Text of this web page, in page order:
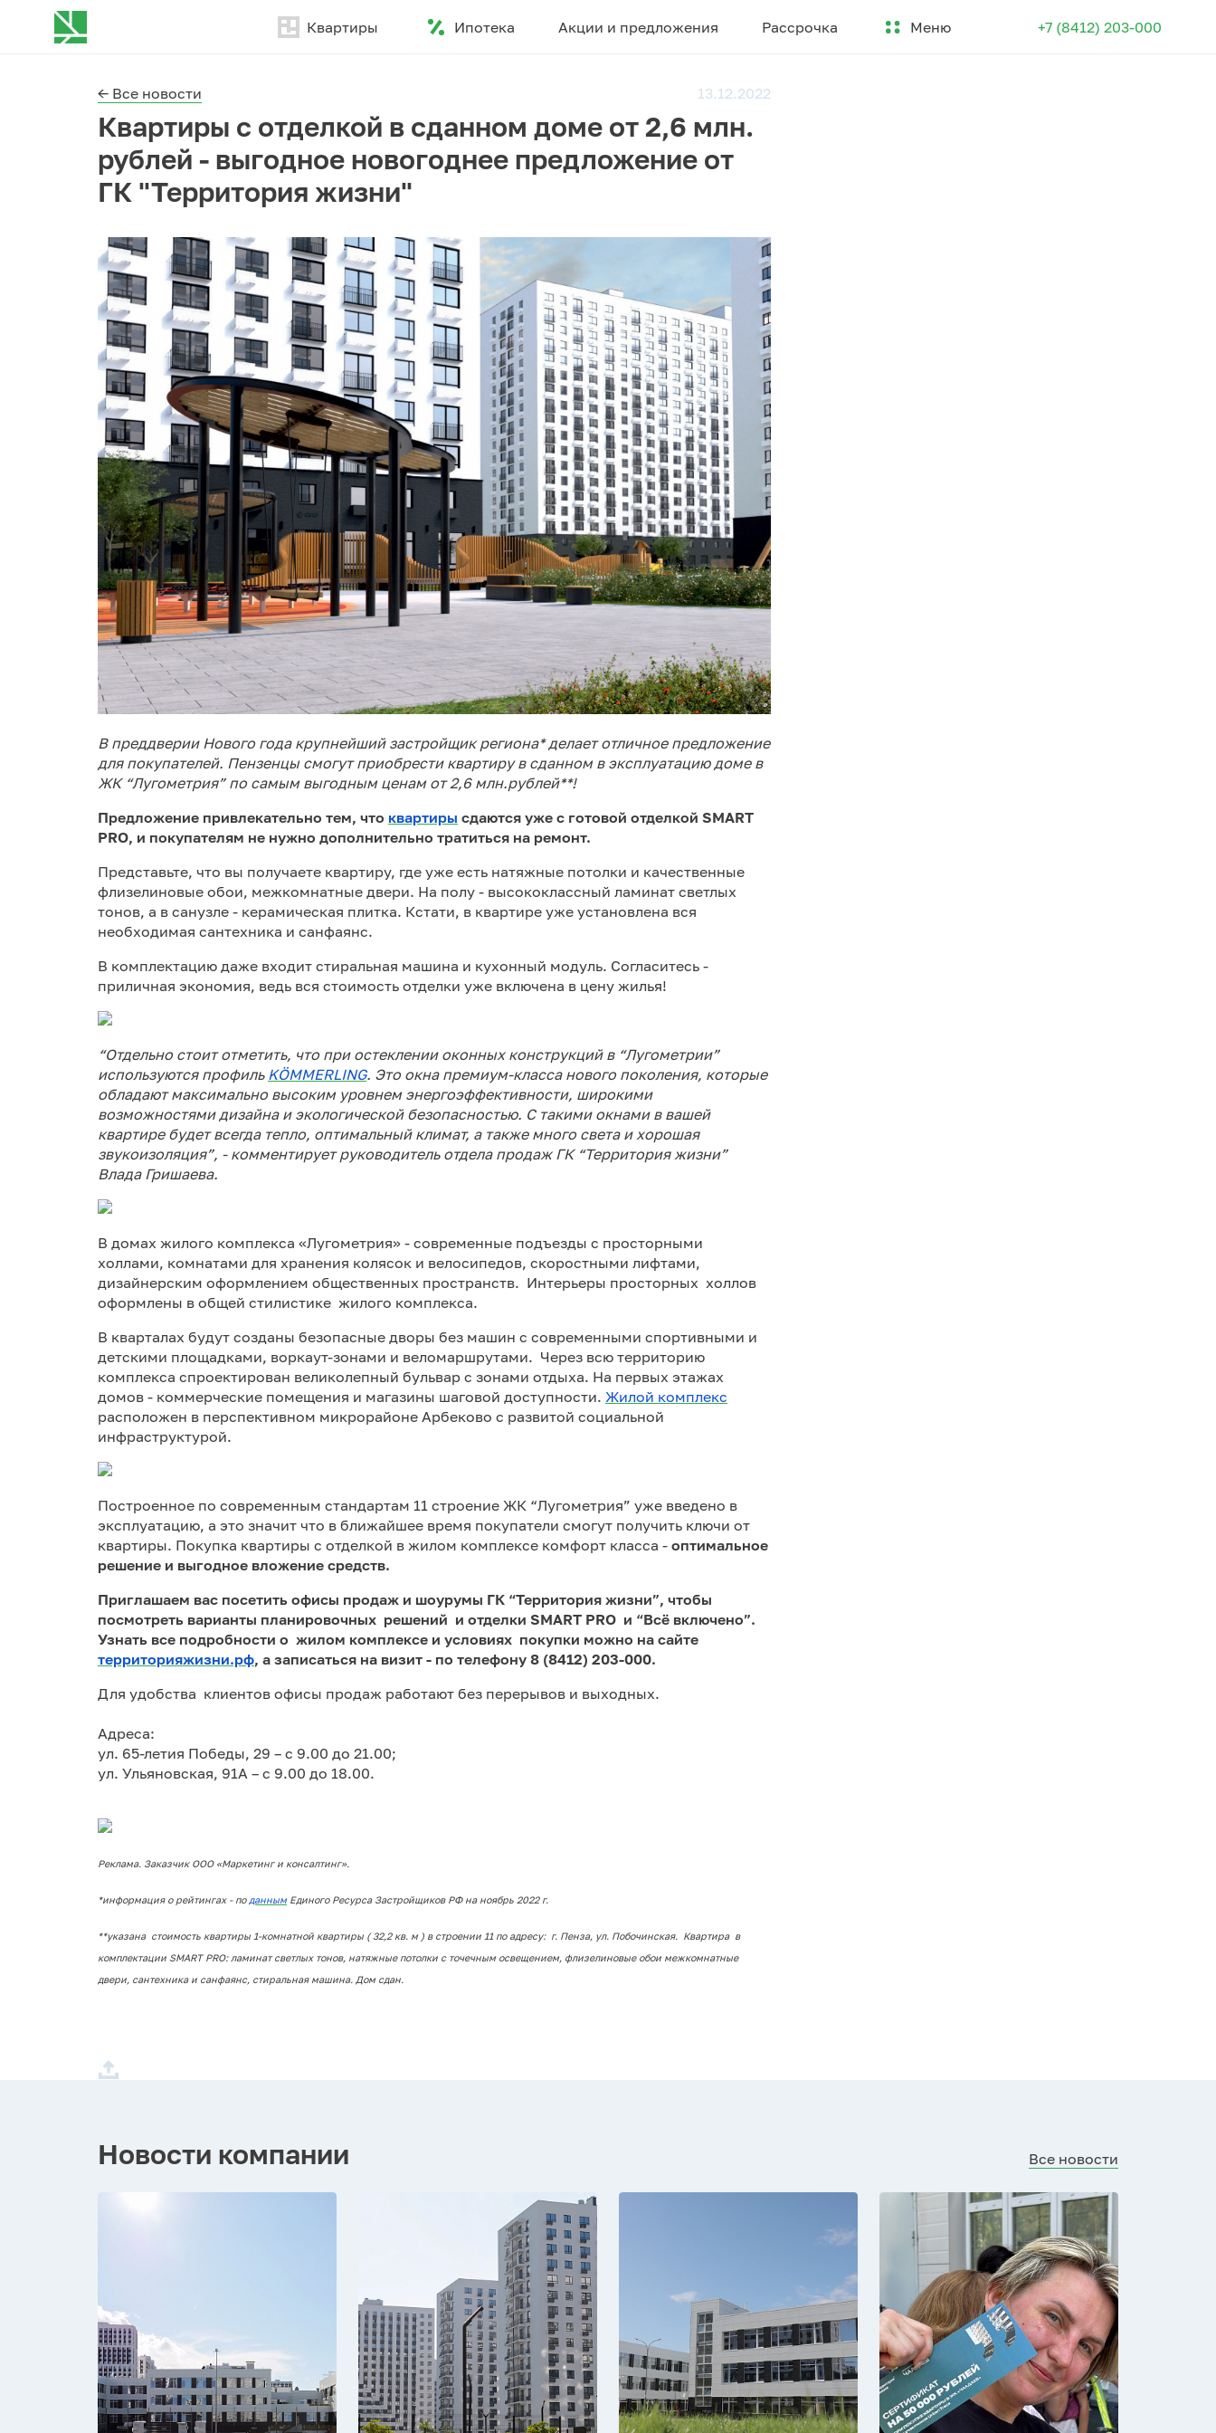
Квартиры Ипотека Акции и предложения Рассрочка Меню +7 (8412) 203-000
← Все новости 13.12.2022
Квартиры с отделкой в сданном доме от 2,6 млн.
рублей - выгодное новогоднее предложение от
ГК "Территория жизни"
В преддверии Нового года крупнейший застройщик региона* делает отличное предложение
для покупателей. Пензенцы смогут приобрести квартиру в сданном в эксплуатацию доме в
ЖК “Лугометрия” по самым выгодным ценам от 2,6 млн.рублей**!
Предложение привлекательно тем, что квартиры сдаются уже с готовой отделкой SMART
PRO, и покупателям не нужно дополнительно тратиться на ремонт.
Представьте, что вы получаете квартиру, где уже есть натяжные потолки и качественные
флизелиновые обои, межкомнатные двери. На полу - высококлассный ламинат светлых
тонов, а в санузле - керамическая плитка. Кстати, в квартире уже установлена вся
необходимая сантехника и санфаянс.
В комплектацию даже входит стиральная машина и кухонный модуль. Согласитесь -
приличная экономия, ведь вся стоимость отделки уже включена в цену жилья!
“Отдельно стоит отметить, что при остеклении оконных конструкций в “Лугометрии”
используются профиль KÖMMERLING. Это окна премиум-класса нового поколения, которые
обладают максимально высоким уровнем энергоэффективности, широкими
возможностями дизайна и экологической безопасностью. С такими окнами в вашей
квартире будет всегда тепло, оптимальный климат, а также много света и хорошая
звукоизоляция”, - комментирует руководитель отдела продаж ГК “Территория жизни”
Влада Гришаева.
В домах жилого комплекса «Лугометрия» - современные подъезды с просторными
холлами, комнатами для хранения колясок и велосипедов, скоростными лифтами,
дизайнерским оформлением общественных пространств. Интерьеры просторных холлов
оформлены в общей стилистике жилого комплекса.
В кварталах будут созданы безопасные дворы без машин с современными спортивными и
детскими площадками, воркаут-зонами и веломаршрутами. Через всю территорию
комплекса спроектирован великолепный бульвар с зонами отдыха. На первых этажах
домов - коммерческие помещения и магазины шаговой доступности. Жилой комплекс
расположен в перспективном микрорайоне Арбеково с развитой социальной
инфраструктурой.
Построенное по современным стандартам 11 строение ЖК “Лугометрия” уже введено в
эксплуатацию, а это значит что в ближайшее время покупатели смогут получить ключи от
квартиры. Покупка квартиры с отделкой в жилом комплексе комфорт класса - оптимальное
решение и выгодное вложение средств.
Приглашаем вас посетить офисы продаж и шоурумы ГК “Территория жизни”, чтобы
посмотреть варианты планировочных решений и отделки SMART PRO и “Всё включено”.
Узнать все подробности о жилом комплексе и условиях покупки можно на сайте
территорияжизни.рф, а записаться на визит - по телефону 8 (8412) 203-000.
Для удобства клиентов офисы продаж работают без перерывов и выходных.
Адреса:
ул. 65-летия Победы, 29 – с 9.00 до 21.00;
ул. Ульяновская, 91А – с 9.00 до 18.00.
Реклама. Заказчик ООО «Маркетинг и консалтинг».
*информация о рейтингах - по данным Единого Ресурса Застройщиков РФ на ноябрь 2022 г.
**указана стоимость квартиры 1-комнатной квартиры ( 32,2 кв. м ) в строении 11 по адресу: г. Пенза, ул. Побочинская. Квартира в
комплектации SMART PRO: ламинат светлых тонов, натяжные потолки с точечным освещением, флизелиновые обои межкомнатные
двери, сантехника и санфаянс, стиральная машина. Дом сдан.
Новости компании Все новости